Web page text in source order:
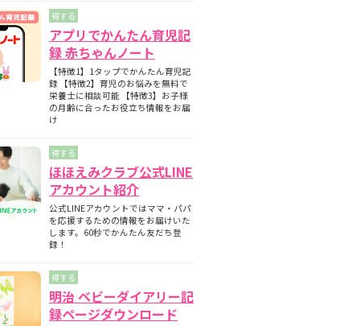
得する
アプリでかんたん育児記
録 赤ちゃんノート
【特徴1】1タップでかんたん育児記
録 【特徴2】育児のお悩みを無料で
栄養士に相談可能 【特徴3】お子様
の月齢に合ったお役立ち情報をお届
け
得する
ほほえみクラブ公式LINE
アカウント紹介
公式LINEアカウントではママ・パパ
を応援するための情報をお届けいた
します。60秒でかんたん友だち登
録！
得する
明治 ベビーダイアリー記
録ページダウンロード